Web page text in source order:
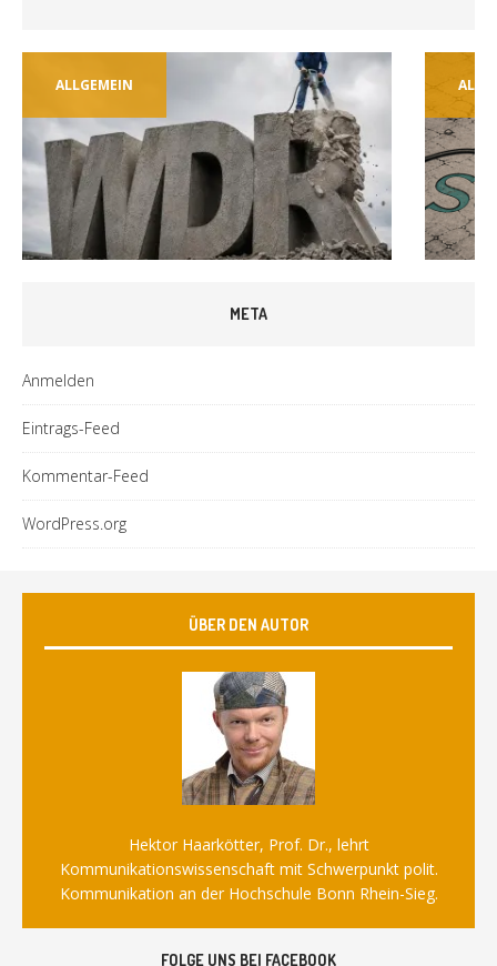
ALLGEMEIN
META
Anmelden
Eintrags-Feed
Kommentar-Feed
WordPress.org
ÜBER DEN AUTOR
Hektor Haarkötter, Prof. Dr., lehrt
Kommunikationswissenschaft mit Schwerpunkt polit.
Kommunikation an der Hochschule Bonn Rhein-Sieg.
FOLGE UNS BEI FACEBOOK